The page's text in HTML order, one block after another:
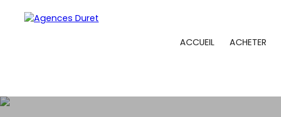
ACCUEIL ACHETER